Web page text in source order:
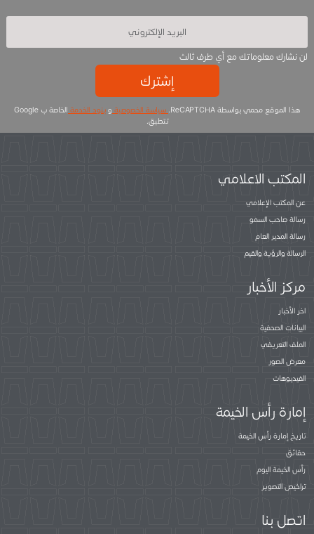
لن نشارك معلوماتك مع أي طرف ثالث
إشترك
هذا الموقع محمي بواسطة ReCAPTCHA. سياسة الخصوصية وبنود الخدمة
الخاصة ب Google
تتطبق.
المكتب الاعلامي
عن المكتب الإعلامي
رسالة صاحب السمو
رسالة المدير العام
الرسالة والرؤية والقيم
مركز الأخبار
اخر الأخبار
البيانات الصحفية
الملف التعريفي
معرض الصور
الفيديوهات
إمارة رأس الخيمة
تاريخ إمارة رأس الخيمة
حقائق
رأس الخيمة اليوم
تراخيص التصوير
اتصل بنا